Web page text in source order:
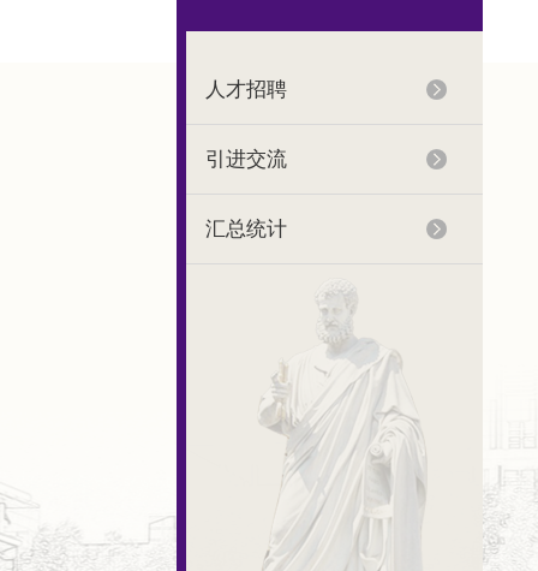
人才招聘
引进交流
汇总统计